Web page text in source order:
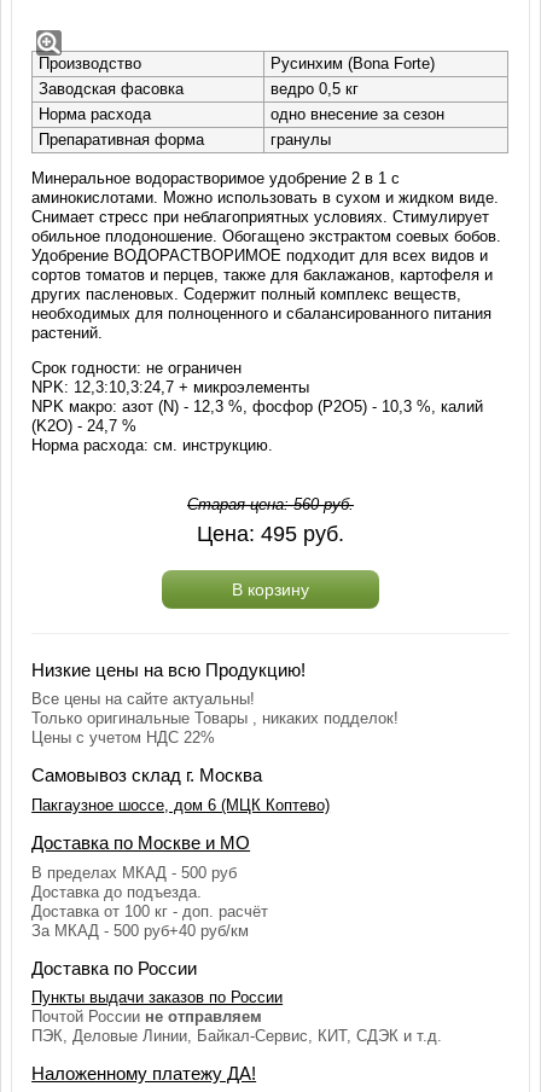
Производство
Русинхим (Bona Forte)
Заводская фасовка
ведро 0,5 кг
Норма расхода
одно внесение за сезон
Препаративная форма
гранулы
Минеральное водорастворимое удобрение 2 в 1 с
аминокислотами. Можно использовать в сухом и жидком виде.
Снимает стресс при неблагоприятных условиях. Стимулирует
обильное плодоношение. Обогащено экстрактом соевых бобов.
Удобрение ВОДОРАСТВОРИМОЕ подходит для всех видов и
сортов томатов и перцев, также для баклажанов, картофеля и
других пасленовых. Содержит полный комплекс веществ,
необходимых для полноценного и сбалансированного питания
растений.
Срок годности: не ограничен
NPK: 12,3:10,3:24,7 + микроэлементы
NPK макро: азот (N) - 12,3 %, фосфор (P2O5) - 10,3 %, калий
(K2O) - 24,7 %
Норма расхода: см. инструкцию.
Старая цена:560руб.
Цена: 495 руб.
В корзину
Низкие цены на всю Продукцию!
Все цены на сайте актуальны!
Только оригинальные Товары , никаких подделок!
Цены с учетом НДС 22%
Самовывоз склад г. Москва
Пакгаузное шоссе, дом 6 (МЦК Коптево)
Доставка по Москве и МО
В пределах МКАД - 500 руб
Доставка до подъезда.
Доставка от 100 кг - доп. расчёт
За МКАД - 500 руб+40 руб/км
Доставка по России
Пункты выдачи заказов по России
Почтой России не отправляем
ПЭК, Деловые Линии, Байкал-Сервис, КИТ, СДЭК и т.д.
Наложенному платежу ДА!